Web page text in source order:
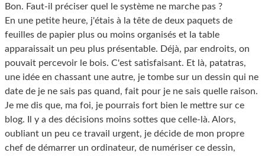
Bon. Faut-il préciser quel le système ne marche pas ?
En une petite heure, j'étais à la tête de deux paquets de
feuilles de papier plus ou moins organisés et la table
apparaissait un peu plus présentable. Déjà, par endroits, on
pouvait percevoir le bois. C'est satisfaisant. Et là, patatras,
une idée en chassant une autre, je tombe sur un dessin qui ne
date de je ne sais pas quand, fait pour je ne sais quelle raison.
Je me dis que, ma foi, je pourrais fort bien le mettre sur ce
blog. Il y a des décisions moins sottes que celle-là. Alors,
oubliant un peu ce travail urgent, je décide de mon propre
chef de démarrer un ordinateur, de numériser ce dessin,